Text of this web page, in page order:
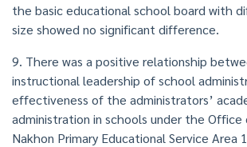
the basic educational school board with
size showed no significant difference.
9. There was a positive relationship
instructional leadership of school
effectiveness of the administrators’
administration in schools under the Office
Nakhon Primary Educational Service Area